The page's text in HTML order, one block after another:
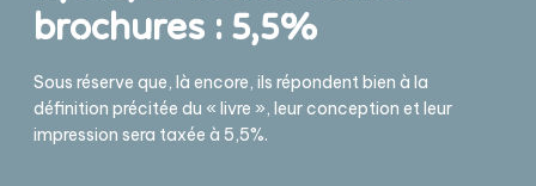
brochures : 5,5%
Sous réserve que, là encore, ils répondent bien à la
définition précitée du « livre », leur conception et leur
impression sera taxée à 5,5%.